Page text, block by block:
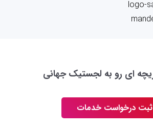
ثبت درخواست خدمات